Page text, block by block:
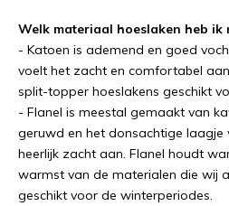
Welk materiaal hoeslaken heb ik
- Katoen is ademend en goed
voelt het zacht en comfortabel
split-topper hoeslakens geschikt
- Flanel is meestal gemaakt van
geruwd en het donsachtige
heerlijk zacht aan. Flanel houdt
warmst van de materialen die wij
geschikt voor de winterperiodes.